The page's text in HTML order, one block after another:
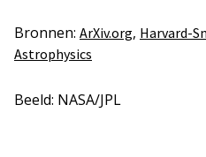
Bronnen: ArXiv.org, Harvard-
Astrophysics
Beeld: NASA/JPL